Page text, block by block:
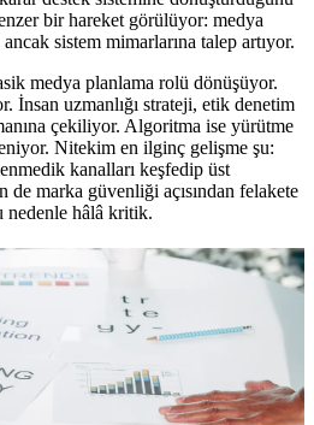
bir hareket görülüyor: medya
sistem mimarlarına talep artıyor.
medya planlama rolü dönüşüyor.
uzmanlığı strateji, etik denetim
çekiliyor. Algoritma ise yürütme
Nitekim en ilginç gelişme şu:
kanalları keşfedip üst
de marka güvenliği açısından felakete
nedenle hâlâ kritik.